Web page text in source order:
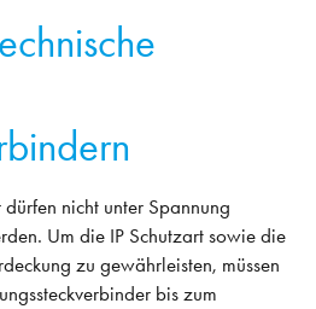
nicht unter Spannung
Um die IP Schutzart sowie die
zu gewährleisten, müssen
bis zum